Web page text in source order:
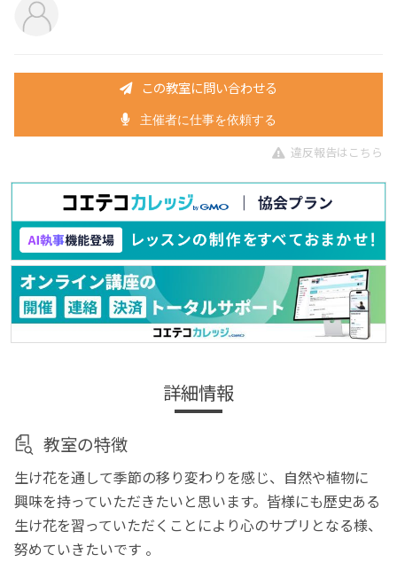
この教室に問い合わせる
主催者に仕事を依頼する
違反報告はこちら
詳細情報
教室の特徴
生け花を通して季節の移り変わりを感じ、自然や植物に
興味を持っていただきたいと思います。皆様にも歴史ある
生け花を習っていただくことにより心のサプリとなる様、
努めていきたいです 。